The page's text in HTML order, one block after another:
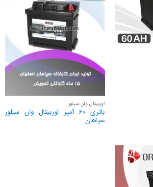
اوربیتال وان سیلور
باتری 60 آمپر اوربیتال وان سیلور
سپاهان